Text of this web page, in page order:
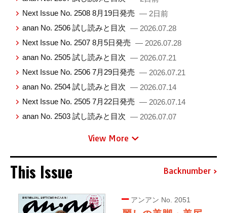
Next Issue No. 2508 8月19日発売 — 2日前
anan No. 2506 試し読みと目次 — 2026.07.28
Next Issue No. 2507 8月5日発売 — 2026.07.28
anan No. 2505 試し読みと目次 — 2026.07.21
Next Issue No. 2506 7月29日発売 — 2026.07.21
anan No. 2504 試し読みと目次 — 2026.07.14
Next Issue No. 2505 7月22日発売 — 2026.07.14
anan No. 2503 試し読みと目次 — 2026.07.07
View More
This Issue Backnumber
アンアン No. 2051